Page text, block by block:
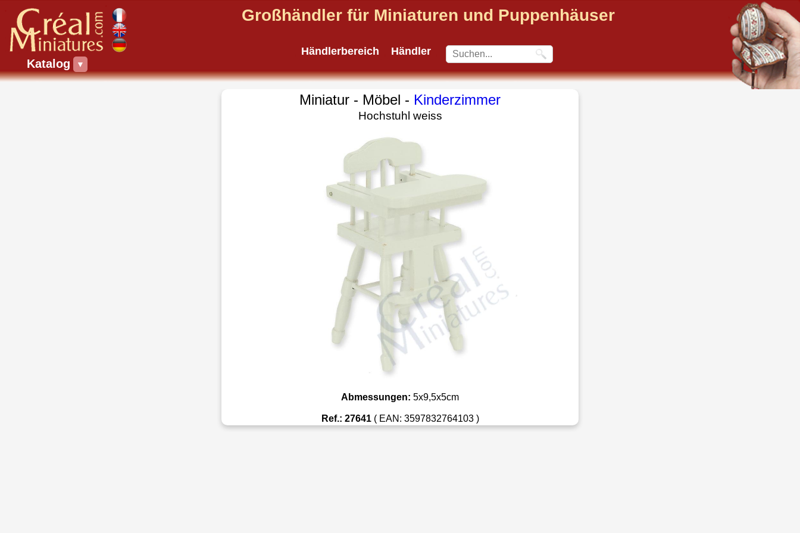
Katalog ▼
Großhändler für Miniaturen und Puppenhäuser
Händlerbereich Händler
Miniatur - Möbel - Kinderzimmer
Hochstuhl weiss
Abmessungen: 5x9,5x5cm
Ref.: 27641( EAN: 3597832764103 )